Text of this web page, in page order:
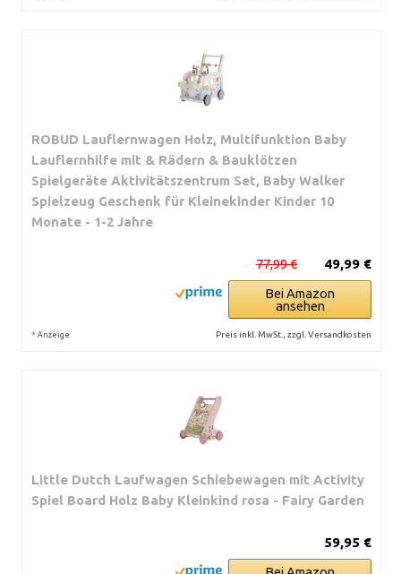
ROBUD Lauflernwagen Holz, Multifunktion Baby
Lauflernhilfe mit & Rädern & Bauklötzen
Spielgeräte Aktivitätszentrum Set, Baby Walker
Spielzeug Geschenk für Kleinekinder Kinder 10
Monate - 1-2 Jahre
49,99 €
77,99 €
Bei Amazon
ansehen
* Anzeige Preis inkl. MwSt., zzgl. Versandkosten
Little Dutch Laufwagen Schiebewagen mit Activity
Spiel Board Holz Baby Kleinkind rosa - Fairy Garden
59,95 €